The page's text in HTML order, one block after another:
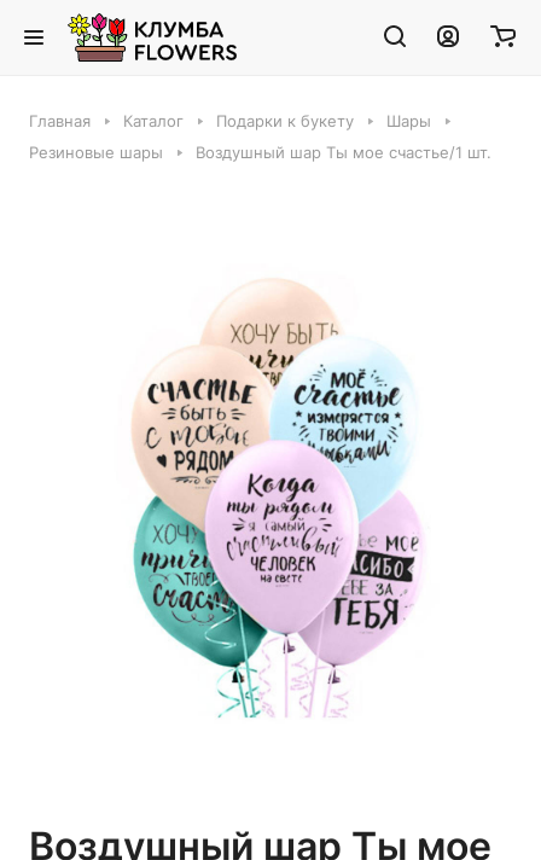
Главная Каталог Подарки к букету
Шары
Резиновые шары
Воздушный шар Ты мое счастье/1 шт.
Воздушный шар Ты мое